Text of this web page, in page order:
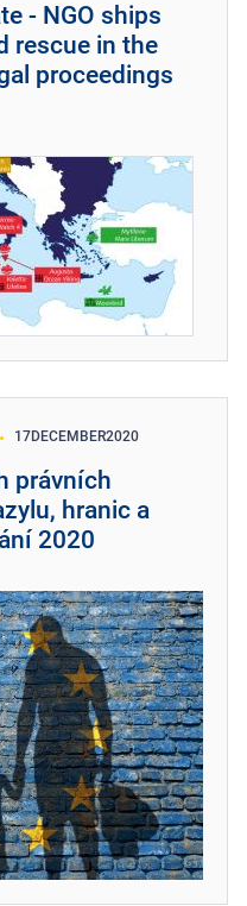
- NGO ships
rescue in the
proceedings
17DECEMBER2020
právních
hranic a
2020